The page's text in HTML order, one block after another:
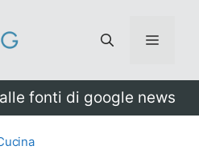
Menu
fonti di google news